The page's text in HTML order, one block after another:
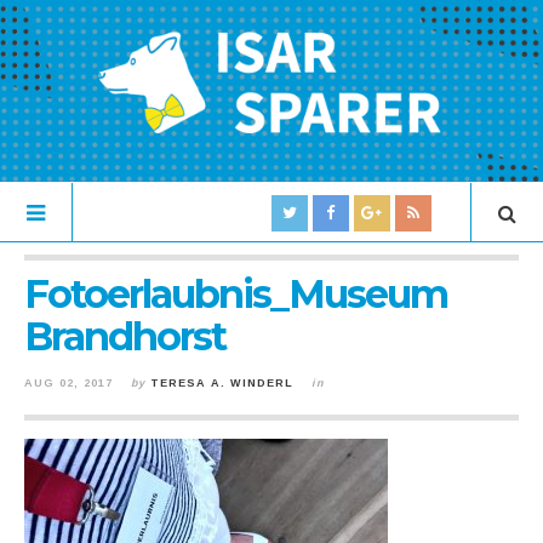
Fotoerlaubnis_Museum
Brandhorst
AUG 02, 2017 by TERESA A. WINDERL in